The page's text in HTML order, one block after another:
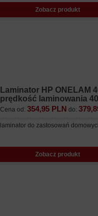
Zobacz produkt
Laminator HP ONELAM
prędkość laminowania
Cena od: 354,95 PLN do:
laminator do zastosowań
Zobacz produkt